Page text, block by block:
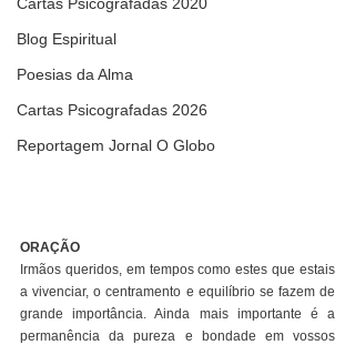
Blog Espiritual
Poesias da Alma
Cartas Psicografadas 2026
Reportagem Jornal O Globo
ORAÇÃO
Irmãos queridos, em tempos como estes que estais
a vivenciar, o centramento e equilíbrio se fazem de
grande importância. Ainda mais importante é a
permanência da pureza e bondade em vossos